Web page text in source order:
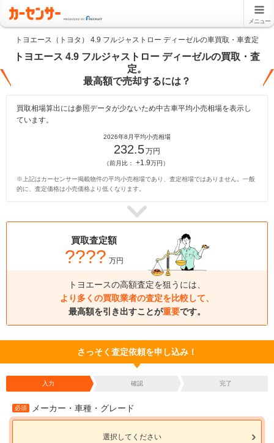
メニュー
トヨエース（トヨタ） 4.9 フルジャストロー ディーゼルの車買取・車査定
トヨエース 4.9 フルジャストロー ディーゼルの買取・査
定。
最高額で売却するには？
買取相場算出には参照データが少ないため中古車平均小売相場を表示し
ています。
2026年8月平均小売相場
232.5万円
（前月比： +1.9万円）
※上記はカーセンサー掲載物件の平均小売相場であり、査定相場ではありません。一般
的に、査定価格は小売価格より低くなります。
買取査定額
???? 万円
トヨエースの高額査定を狙うには、
より多くの買取業者の査定を比較して、
最高額を引き出すことが重要です。
さっそく査定依頼を申し込み！
入力 確認 完了
必須 メーカー・車種・グレード
選択してください